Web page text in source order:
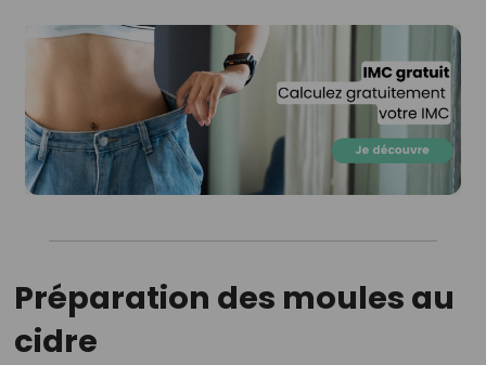
Préparation des moules au
cidre